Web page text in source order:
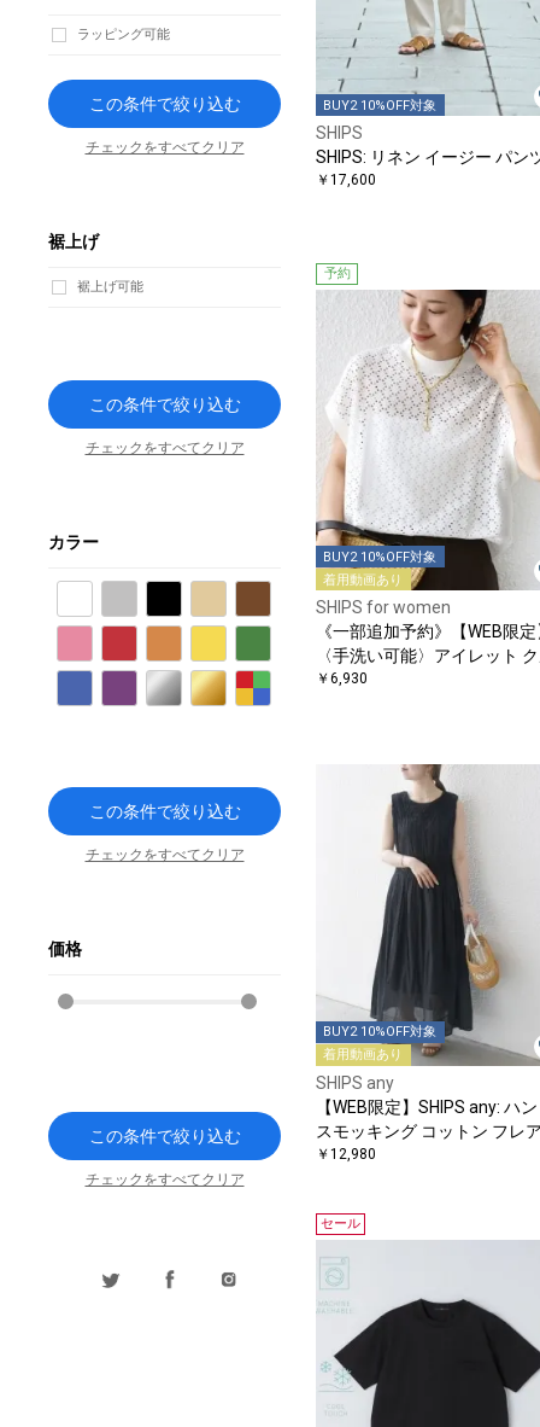
BUY2 10%OFF対象
SHIPS
SHIPS: リネン イージー パン
￥17,600
予約
BUY2 10%OFF対象
着用動画あり
SHIPS for women
《一部追加予約》【WEB限
〈手洗い可能〉アイレット
ーネック プルオーバー
￥6,930
BUY2 10%OFF対象
着用動画あり
SHIPS any
【WEB限定】SHIPS any: ハ
スモッキング コットン フレア ノ
ースリーブ ワンピース
￥12,980
セール
ラッピング可能
この条件で絞り込む
チェックをすべてクリア
裾上げ
裾上げ可能
この条件で絞り込む
チェックをすべてクリア
カラー
ブラウン
パープル シルバー ゴールド
この条件で絞り込む
チェックをすべてクリア
価格
この条件で絞り込む
チェックをすべてクリア